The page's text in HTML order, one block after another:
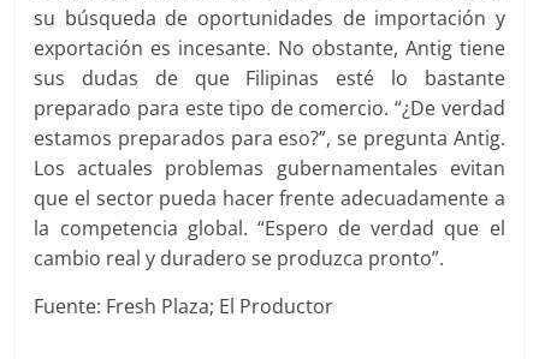
su búsqueda de oportunidades de importación y
exportación es incesante. No obstante, Antig tiene
sus dudas de que Filipinas esté lo bastante
preparado para este tipo de comercio. “¿De verdad
estamos preparados para eso?”, se pregunta Antig.
Los actuales problemas gubernamentales evitan
que el sector pueda hacer frente adecuadamente a
la competencia global. “Espero de verdad que el
cambio real y duradero se produzca pronto”.
Fuente: Fresh Plaza; El Productor